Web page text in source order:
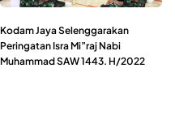
Kodam Jaya Selenggarakan
Peringatan Isra Mi”raj Nabi
Muhammad SAW 1443. H/2022